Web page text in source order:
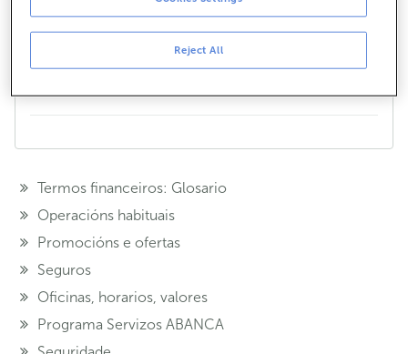
Termos financeiros: Glosario
Operacións habituais
Promocións e ofertas
Seguros
Oficinas, horarios, valores
Programa Servizos ABANCA
Reject All